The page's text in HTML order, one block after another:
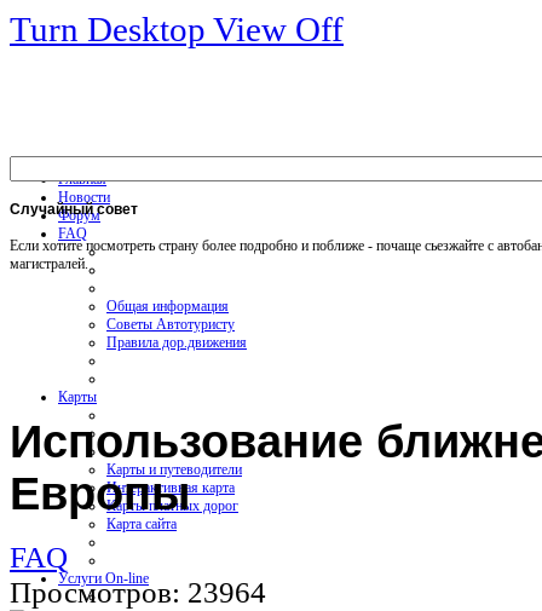
Turn Desktop View Off
Главная
Новости
Форум
FAQ
Общая информация
Советы Автотуристу
Правила дор.движения
Карты
Карты и путеводители
Интерактивная карта
Карты платных дорог
Карта сайта
Услуги On-line
Случайныйсовет
Если хотите посмотреть страну более подробно и поближе - почаще сьезжайте с
магистралей.
Использование
Европы
FAQ
Просмотров: 23964